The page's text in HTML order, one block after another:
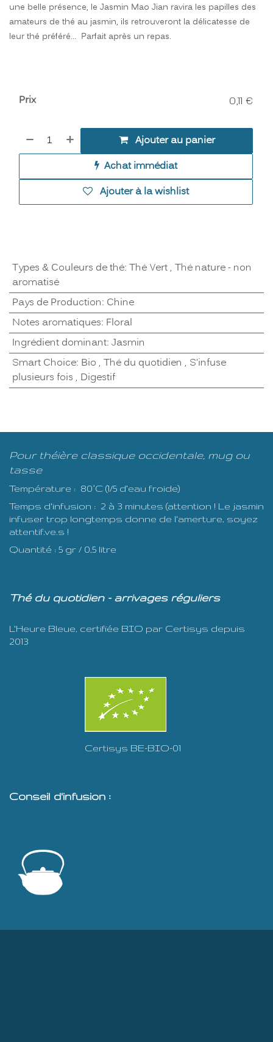
une belle présence, le Jasmin Mao Jian ravira les papilles des
amateurs de thé au jasmin, ils retrouveront la délicatesse de
leur thé préféré… Parfait après un repas.
Ajouter au panier
Achat immédiat
Ajouter à la wishlist
Prix 0,11 €
Types & Couleurs de thé: Thé Vert, Thé nature - non
aromatisé
Pays de Production: Chine
Notes aromatiques: Floral
Ingrédient dominant: Jasmin
Smart Choice: Bio , Thé du quotidien , S'infuse
plusieurs fois , Digestif
Pour théière classique occidentale, mug ou
tasse
Température : 80°C (1/5 d’eau froide)
Temps d'infusion : 2 à 3 minutes (attention ! Le jasmin
infuser trop longtemps donne de l'amerture, soyez
attentif.ve.s !
Quantité : 5 gr / 0,5 litre
Thé du quotidien - arrivages réguliers
L'Heure Bleue, certifiée BIO par Certisys depuis
2013
Certisys BE-BIO-01
Conseil d'infusion :